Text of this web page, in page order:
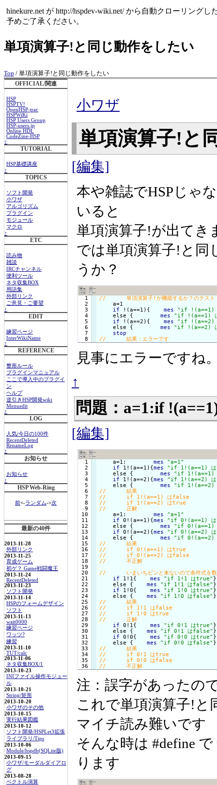
hinekure.net が http://hspdev-wiki.net/ から自動クローリング
予めご了承ください。
単項演算子!と同じ動作をしたい
Top / 単項演算子!と同じ動作をしたい
OFFICIAL/関連
HSP
HSPTV!
OpenHSP-trac
HSPWiKi
HSP Users Group
HSP-users.jp
Online HDL
CodeZine-HSP
↑
TUTORIAL
HSP基礎講座
↑
TOPICS
ソフト開発
小ワザ
アルゴリズム
プラグイン
モジュール
マクロ
↑
ETC
読み物
雑談
IRCチャンネル
便利ツール
ネタ収集BOX
用語集
外部リンク
ご意見・ご要望
↑
EDIT
練習ページ
InterWikiName
↑
REFERENCE
整形ルール
プラグインマニュアル
ここで導入中のプラグイ
ン
ヘルプ
逆引きHSP開発wiki
Menuedit
↑
LOG
人気/今日の100件
RecentDeleted
RenameLog
↑
お知らせ
お知らせ
↑
HSP Web-Ring
前<-ランダム->次
最新の40件
2013-11-28
外部リンク
2013-11-25
育成ゲーム
初ゲ？ Game戦闘魔王
2013-11-24
RecentDeleted
2013-11-23
ソフト開発
2013-11-14
HSPのフォームデザイン
ソフト
2013-11-13
wait0000
練習ページ
ワッツ?
練習
2013-11-10
TUT/calc
2013-11-06
ネタ収集BOX/1
2013-10-23
INIファイル操作モジュー
ル
2013-10-21
String/矩形
2013-10-20
小ワザのその他
2013-10-15
実行結果図鑑
2013-10-12
ソフト開発/HSPLet3拡張
ライブラリ/Tips
2013-10-06
Module/hspdb(SQLite版)
2013-09-15
小ワザ/モーダルダイアロ
グ
2013-08-28
ベクトル演算
小ワザ
単項演算子!と
[編集]
本や雑誌でHSPじゃ
いると
単項演算子!が出てき
では単項演算子!と同
うか？
  1
  2
  3
  4
  5
  6
  7
    a=1
if
!(a==1){ mes
"if !(a==1)
    else {
mes
"if !(a==1)
if
!(a==2){ mes
"if !(a==2)
    else {
mes
"if !(a==2)
stop
見事にエラーですね
↑
問題：a=1:if
[編集]
  1
  2
  3
  4
  5
  6
  7
  8
  9
10
11
12
13
14
15
16
17
18
19
20
21
22
23
24
25
26
27
28
29
30
31
32
33
34
35
    a=1:
mes
"a=1"
if
1!(a==1){mes
"if 1!(a==1)
    else {
mes
"if 1!(a==1)
if
1!(a==2){mes
"if 1!(a==2)
    else {
mes
"if 1!(a==2)
    a=1:
mes
"a=1"
if
0!(a==1){mes
"if 0!(a==1)
    else {
mes
"if 0!(a==1)
if
0!(a==2){mes
"if 0!(a==2)
    else {
mes
"if 0!(a==2)
if 1!1{ mes "if 1!1 はtrue" }
    else {
mes "if 1!1 はfalse" }
if
1!0{ mes "if 1!0 はtrue" }
    else {
mes "if 1!0 はfalse"
if
0!1{ mes "if 0!1 はtrue" }
    else {
mes "if 0!1 はfalse" }
if
0!0{ mes "if 0!0 はtrue" }
    else {
mes "if 0!0 はfalse"
注：誤字があったの
これで単項演算子!
マイチ読み難いです
そんな時は #define
ります